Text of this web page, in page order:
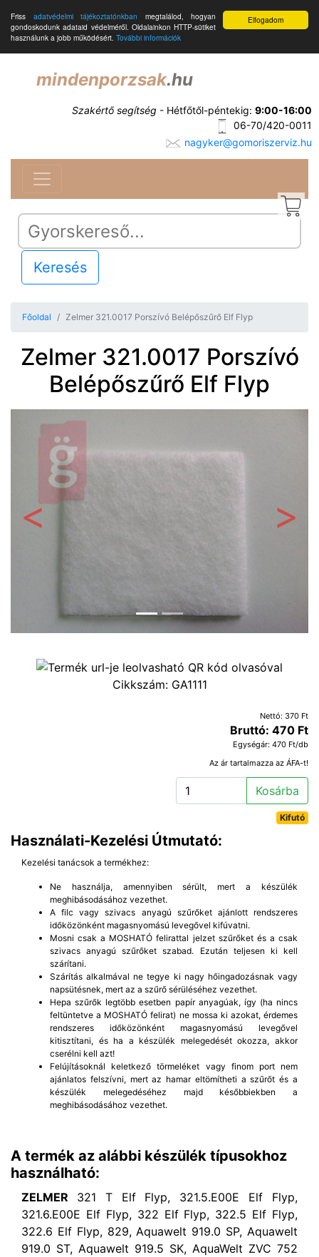
Elfogadom
Friss adatvédelmi tájékoztatónkban megtalálod, hogyan
gondoskodunk adataid védelméről. Oldalainkon HTTP-sütiket
használunk a jobb működésért. További információk
mindenporzsak.hu
Szakértő segítség - Hétfőtől-péntekig: 9:00-16:00
06-70/420-0011
nagyker@gomoriszerviz.hu
Keresés
Főoldal Zelmer 321.0017 Porszívó Belépőszűrő Elf Flyp
Zelmer 321.0017 Porszívó
Belépőszűrő Elf Flyp
Előző
Cikkszám: GA1111
Nettó: 370 Ft
Bruttó: 470 Ft
Egységár: 470 Ft/db
Az ár tartalmazza az ÁFA-t!
Kosárba
Kifutó
Használati-Kezelési Útmutató:
Kezelési tanácsok a termékhez:
Ne használja, amennyiben sérült, mert a készülék
meghibásodásához vezethet.
A filc vagy szivacs anyagú szűrőket ajánlott rendszeres
időközönként magasnyomású levegővel kifúvatni.
Mosni csak a MOSHATÓ felirattal jelzet szűrőket és a csak
szivacs anyagú szűrőket szabad. Ezután teljesen ki kell
szárítani.
Szárítás alkalmával ne tegye ki nagy hőingadozásnak vagy
napsütésnek, mert az a szűrő sérüléséhez vezethet.
Hepa szűrők legtöbb esetben papír anyagúak, így (ha nincs
feltüntetve a MOSHATÓ felirat) ne mossa ki azokat, érdemes
rendszeres időközönként magasnyomású levegővel
kitisztítani, és ha a készülék melegedését okozza, akkor
cserélni kell azt!
Felújításoknál keletkező törmeléket vagy finom port nem
ajánlatos felszívni, mert az hamar eltömítheti a szűrőt és a
készülék melegedéséhez majd későbbiekben a
meghibásodásához vezethet.
A termék az alábbi készülék típusokhoz
használható:
ZELMER 321 T Elf Flyp, 321.5.E00E Elf Flyp,
321.6.E00E Elf Flyp, 322 Elf Flyp, 322.5 Elf Flyp,
322.6 Elf Flyp, 829, Aquawelt 919.0 SP, Aquawelt
919.0 ST, Aquawelt 919.5 SK, AquaWelt ZVC 752